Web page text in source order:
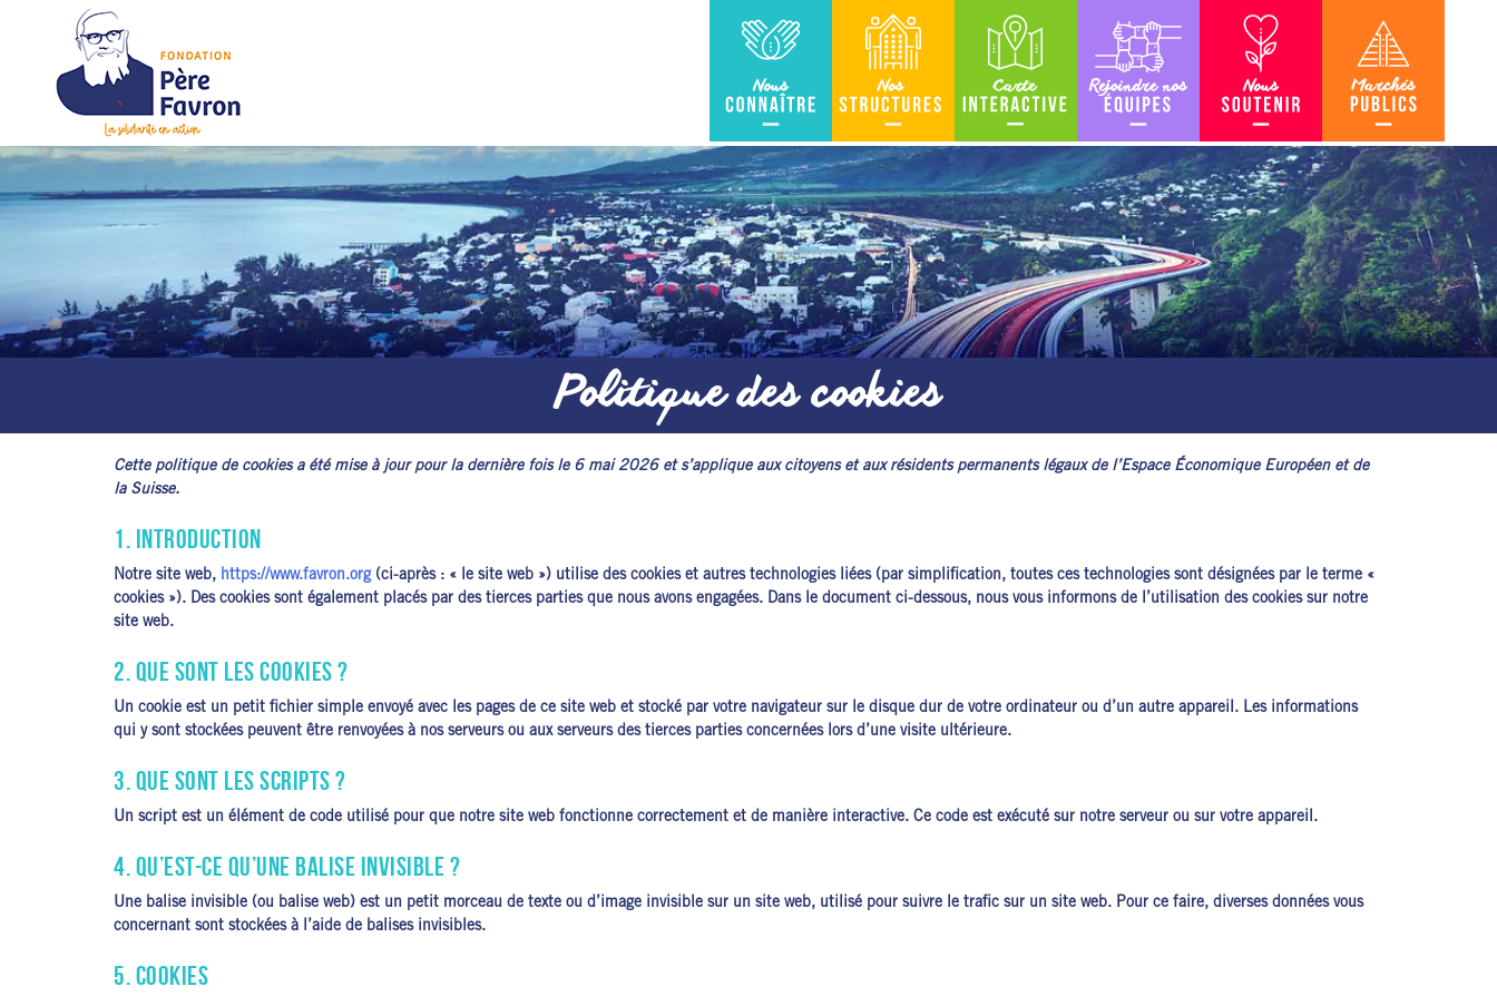
Gestion d’établissements médico-sociaux – La Réunion
Politique des cookies
Cette politique de cookies a été mise à jour pour la dernière fois le 6 mai 2026 et s’applique aux citoyens et aux résidents permanents légaux de l’Espace Économique Européen et de
la Suisse.
1. INTRODUCTION
Notre site web, https://www.favron.org(ci-après : « le site web ») utilise des cookies et autres technologies liées (par simplification, toutes ces technologies sont désignées par le terme «
cookies »). Des cookies sont également placés par des tierces parties que nous avons engagées. Dans le document ci-dessous, nous vous informons de l’utilisation des cookies sur notre
site web.
2. QUE SONT LES COOKIES ?
Un cookie est un petit fichier simple envoyé avec les pages de ce site web et stocké par votre navigateur sur le disque dur de votre ordinateur ou d’un autre appareil. Les informations
qui y sont stockées peuvent être renvoyées à nos serveurs ou aux serveurs des tierces parties concernées lors d’une visite ultérieure.
3. QUE SONT LES SCRIPTS ?
Un script est un élément de code utilisé pour que notre site web fonctionne correctement et de manière interactive. Ce code est exécuté sur notre serveur ou sur votre appareil.
4. QU’EST-CE QU’UNE BALISE INVISIBLE ?
Une balise invisible (ou balise web) est un petit morceau de texte ou d’image invisible sur un site web, utilisé pour suivre le trafic sur un site web. Pour ce faire, diverses données vous
concernant sont stockées à l’aide de balises invisibles.
5. COOKIES
Panneau de gestion des cookies